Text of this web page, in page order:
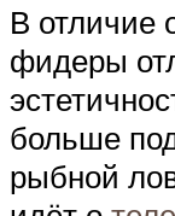
В отличие
фидеры
больше
рыбной